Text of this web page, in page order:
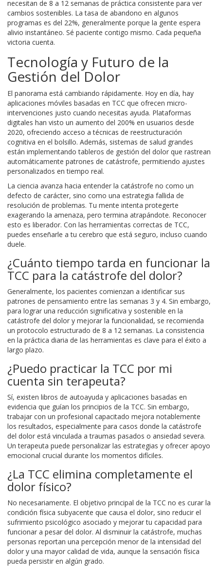
necesitan de 8 a 12 semanas de práctica consistente para ver
cambios sostenibles. La tasa de abandono en algunos
programas es del 22%, generalmente porque la gente espera
alivio instantáneo. Sé paciente contigo mismo. Cada pequeña
victoria cuenta.
Tecnología y Futuro de la
Gestión del Dolor
El panorama está cambiando rápidamente. Hoy en día, hay
aplicaciones móviles basadas en TCC que ofrecen micro-
intervenciones justo cuando necesitas ayuda. Plataformas
digitales han visto un aumento del 200% en usuarios desde
2020, ofreciendo acceso a técnicas de reestructuración
cognitiva en el bolsillo. Además, sistemas de salud grandes
están implementando tableros de gestión del dolor que rastrean
automáticamente patrones de catástrofe, permitiendo ajustes
personalizados en tiempo real.
La ciencia avanza hacia entender la catástrofe no como un
defecto de carácter, sino como una estrategia fallida de
resolución de problemas. Tu mente intenta protegerte
exagerando la amenaza, pero termina atrapándote. Reconocer
esto es liberador. Con las herramientas correctas de TCC,
puedes enseñarle a tu cerebro que está seguro, incluso cuando
duele.
¿Cuánto tiempo tarda en funcionar la
TCC para la catástrofe del dolor?
Generalmente, los pacientes comienzan a identificar sus
patrones de pensamiento entre las semanas 3 y 4. Sin embargo,
para lograr una reducción significativa y sostenible en la
catástrofe del dolor y mejorar la funcionalidad, se recomienda
un protocolo estructurado de 8 a 12 semanas. La consistencia
en la práctica diaria de las herramientas es clave para el éxito a
largo plazo.
¿Puedo practicar la TCC por mi
cuenta sin terapeuta?
Sí, existen libros de autoayuda y aplicaciones basadas en
evidencia que guían los principios de la TCC. Sin embargo,
trabajar con un profesional capacitado mejora notablemente
los resultados, especialmente para casos donde la catástrofe
del dolor está vinculada a traumas pasados o ansiedad severa.
Un terapeuta puede personalizar las estrategias y ofrecer apoyo
emocional crucial durante los momentos difíciles.
¿La TCC elimina completamente el
dolor físico?
No necesariamente. El objetivo principal de la TCC no es curar la
condición física subyacente que causa el dolor, sino reducir el
sufrimiento psicológico asociado y mejorar tu capacidad para
funcionar a pesar del dolor. Al disminuir la catástrofe, muchas
personas reportan una percepción menor de la intensidad del
dolor y una mayor calidad de vida, aunque la sensación física
pueda persistir en algún grado.